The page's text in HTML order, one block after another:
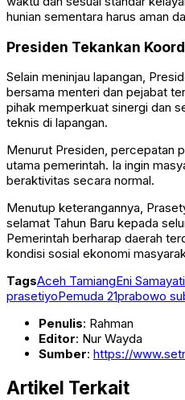
hunian sementara harus aman
Presiden Tekankan
Selain meninjau lapangan,
bersama menteri dan pejabat
pihak memperkuat sinergi dan
teknis di lapangan.
Menurut Presiden, percepatan
utama pemerintah. Ia ingin
beraktivitas secara normal.
Menutup keterangannya,
selamat Tahun Baru kepada
Pemerintah berharap daerah
kondisi sosial ekonomi
TagsAceh TamiangEni Samayati
prasetiyoPemuda 21prabowo
Penulis: Rahman
Editor: Nur Wayda
Sumber: https://
Artikel Terkait